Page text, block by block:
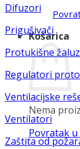
Košarica
Nema
Povratak
Difuzori
Prigušivači
Protukišne
Regulatori
Ventilacijske
Ventilatori
Zaštita od